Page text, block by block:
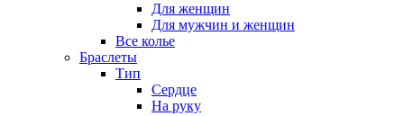
Для женщин
Для мужчин и женщин
Все колье
Браслеты
Тип
Сердце
На руку